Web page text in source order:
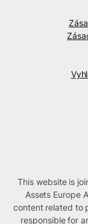
This website is
Assets Europe
content related to
responsible for